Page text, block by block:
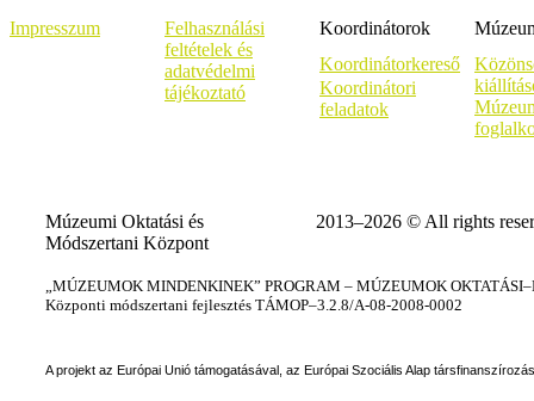
Impresszum
Felhasználási
feltételek és
adatvédelmi
tájékoztató
Koordinátorok
Koordinátorkereső
Koordinátori
feladatok
Múzeumi Oktatási és
Módszertani Központ
2013–2026 © All rights
„MÚZEUMOK MINDENKINEK” PROGRAM – MÚZEUMOK
Központi módszertani fejlesztés TÁMOP–3.2.8/A-08-2008-0002
A projekt az Európai Unió támogatásával, az Európai Szociális Alap